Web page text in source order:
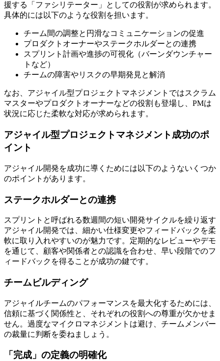
援する「ファシリテーター」としての役割が求められます。
具体的には以下のような役割を担います。
チーム間の調整と円滑なコミュニケーションの促進
プロダクトオーナーやステークホルダーとの連携
スプリント計画や進捗の可視化（バーンダウンチャー
トなど）
チームの障害やリスクの早期発見と解消
なお、アジャイル型プロジェクトマネジメントではスクラム
マスターやプロダクトオーナーなどの役割も登場し、PMは
状況に応じた柔軟な対応が求められます。
アジャイル型プロジェクトマネジメント成功のポ
イント
アジャイル開発を成功に導くためには以下のようないくつか
のポイントがあります。
ステークホルダーとの連携
スプリントと呼ばれる数週間の短い開発サイクルを繰り返す
アジャイル開発では、細かい仕様変更やフィードバックを柔
軟に取り入れやすいのが魅力です。定期的なレビューやデモ
を通じて、顧客や関係者との認識を合わせ、早い段階でのフ
ィードバックを得ることが成功の鍵です。
チームビルディング
アジャイルチームのパフォーマンスを最大化するためには、
信頼に基づく関係性と、それぞれの役割への尊重が欠かせま
せん。過度なマイクロマネジメントは避け、チームメンバー
の裁量に判断を委ねましょう。
「完成」の定義の明確化